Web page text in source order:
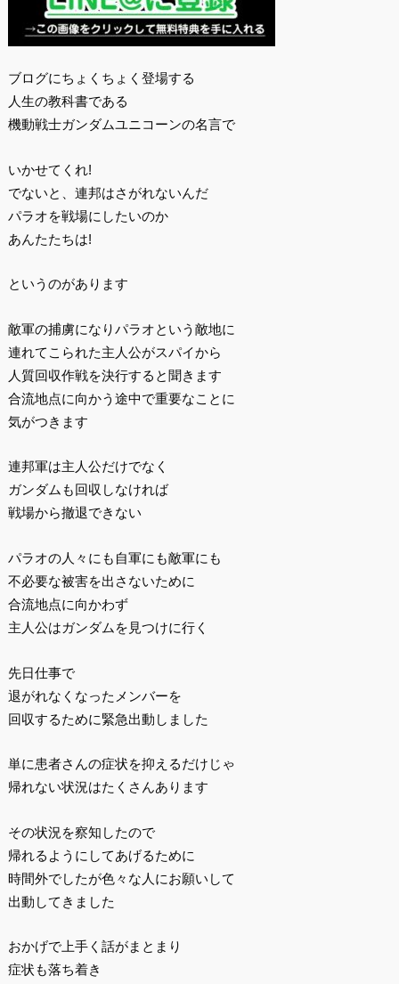
ブログにちょくちょく登場する
人生の教科書である
機動戦士ガンダムユニコーンの名言で
いかせてくれ!
でないと、連邦はさがれないんだ
パラオを戦場にしたいのか
あんたたちは!
というのがあります
敵軍の捕虜になりパラオという敵地に
連れてこられた主人公がスパイから
人質回収作戦を決行すると聞きます
合流地点に向かう途中で重要なことに
気がつきます
連邦軍は主人公だけでなく
ガンダムも回収しなければ
戦場から撤退できない
パラオの人々にも自軍にも敵軍にも
不必要な被害を出さないために
合流地点に向かわず
主人公はガンダムを見つけに行く
先日仕事で
退がれなくなったメンバーを
回収するために緊急出動しました
単に患者さんの症状を抑えるだけじゃ
帰れない状況はたくさんあります
その状況を察知したので
帰れるようにしてあげるために
時間外でしたが色々な人にお願いして
出動してきました
おかげで上手く話がまとまり
症状も落ち着き